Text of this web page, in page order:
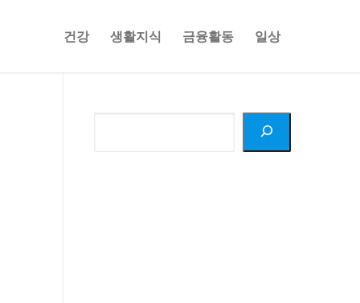
건강 생활지식 금융활동 일상